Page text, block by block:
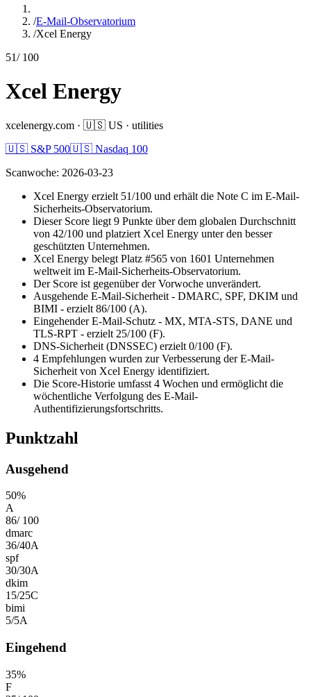
/E-Mail-Observatorium
/Xcel Energy
51/ 100
Xcel Energy
xcelenergy.com · 🇺🇸 US · utilities
🇺🇸 S&P 500🇺🇸 Nasdaq 100
Scanwoche: 2026-03-23
Xcel Energy erzielt 51/100 und erhält die Note C im E-Mail-
Sicherheits-Observatorium.
Dieser Score liegt 9 Punkte über dem globalen Durchschnitt
von 42/100 und platziert Xcel Energy unter den besser
geschützten Unternehmen.
Xcel Energy belegt Platz #565 von 1601 Unternehmen
weltweit im E-Mail-Sicherheits-Observatorium.
Der Score ist gegenüber der Vorwoche unverändert.
Ausgehende E-Mail-Sicherheit - DMARC, SPF, DKIM und
BIMI - erzielt 86/100 (A).
Eingehender E-Mail-Schutz - MX, MTA-STS, DANE und
TLS-RPT - erzielt 25/100 (F).
DNS-Sicherheit (DNSSEC) erzielt 0/100 (F).
4 Empfehlungen wurden zur Verbesserung der E-Mail-
Sicherheit von Xcel Energy identifiziert.
Die Score-Historie umfasst 4 Wochen und ermöglicht die
wöchentliche Verfolgung des E-Mail-
Authentifizierungsfortschritts.
Punktzahl
Ausgehend
50%
A
86/ 100
dmarc
36/40A
spf
30/30A
dkim
15/25C
bimi
5/5A
Eingehend
35%
F